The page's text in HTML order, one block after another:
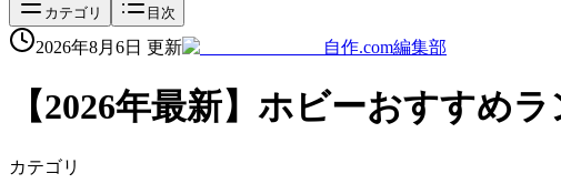
カテゴリ 目次
2026年8月6日 更新 自作.com編集部
【2026年最新】 ホビーおすすめラ
カテゴリ